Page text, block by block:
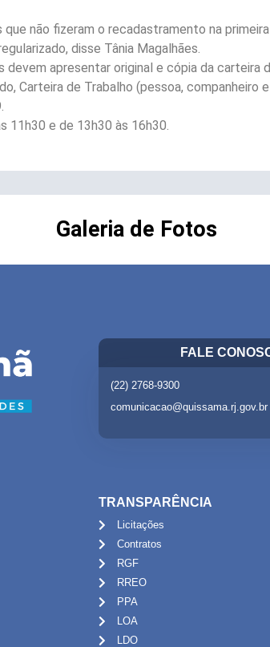
não fizeram o recadastramento na
disse Tânia Magalhães.
devem apresentar original e cópia da carteira
Carteira de Trabalho (pessoa, companheiro
11h30 e de 13h30 às 16h30.
Galeria de Fotos
FALE
(22) 2768-9300
comunicacao@quissama.rj.gov.br
TRANSPARÊNCIA
Licitações
Contratos
RGF
RREO
PPA
LOA
LDO